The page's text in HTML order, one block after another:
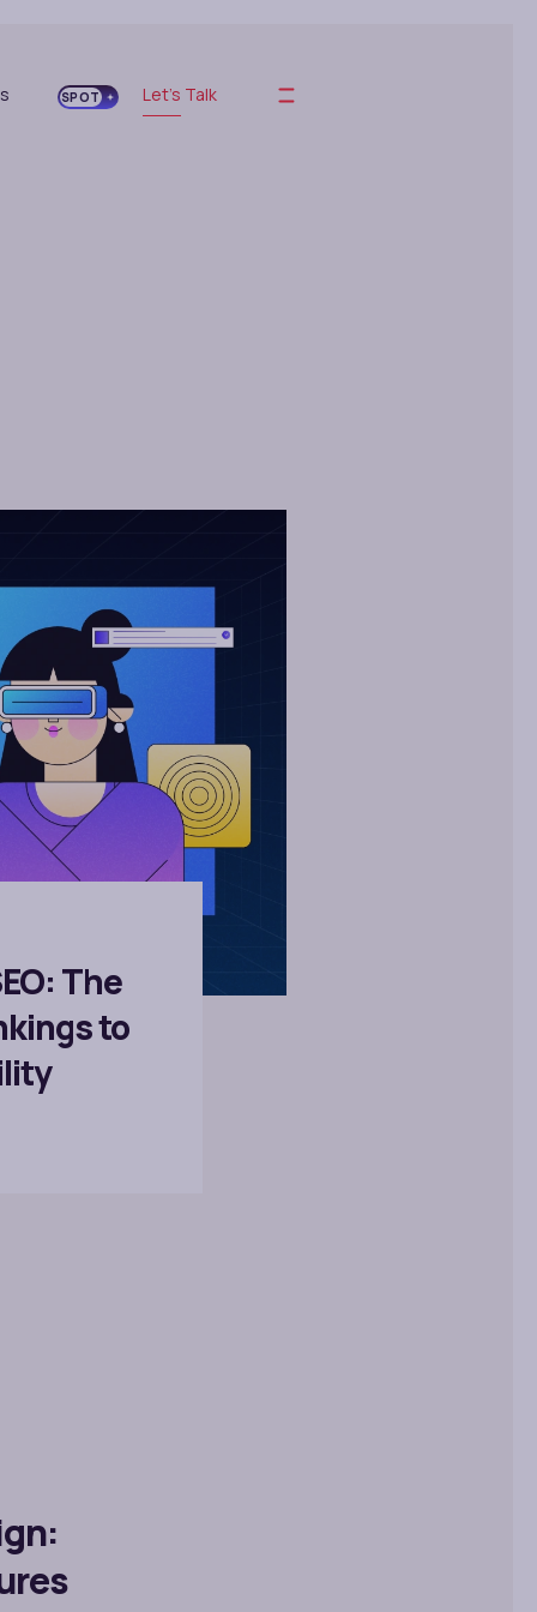
SPOT Let's Talk
The
to